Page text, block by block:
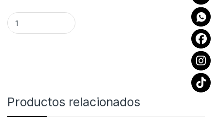
TONER NEGRO HP 150A NEGRO ORIGINAL 975 PAG quantity
Productos relacionados